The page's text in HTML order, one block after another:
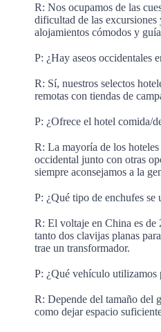
R: Nos ocupamos de las
dificultad de las
alojamientos cómodos y
P: ¿Hay aseos occidentales
R: Sí, nuestros selectos
remotas con tiendas de
P: ¿Ofrece el hotel comida/
R: La mayoría de los
occidental junto con otras
siempre aconsejamos a la
P: ¿Qué tipo de enchufes se
R: El voltaje en China es de
tanto dos clavijas planas
trae un transformador.
P: ¿Qué vehículo utilizamos
R: Depende del tamaño del
como dejar espacio